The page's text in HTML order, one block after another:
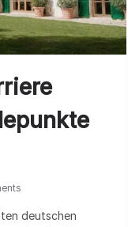
deutschen